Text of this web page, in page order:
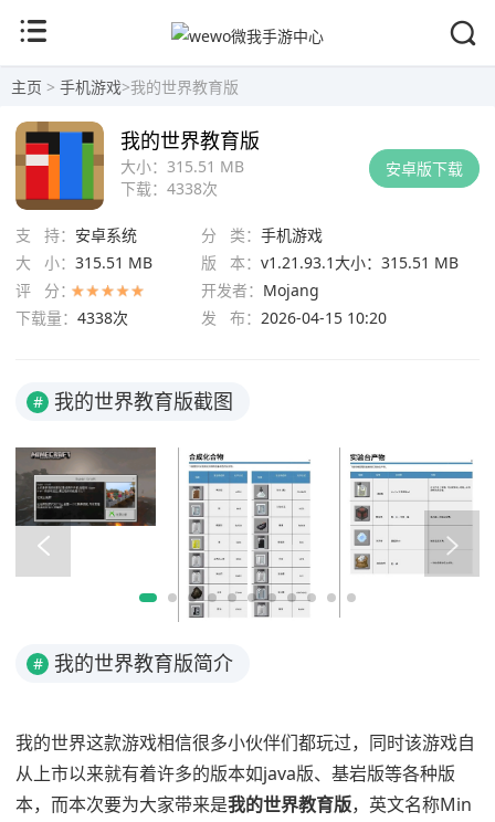
主页 > 手机游戏>我的世界教育版
安卓版下载
大小： 315.51 MB
下载： 4338次
我的世界教育版
支 持： 安卓系统 分 类： 手机游戏
大 小： 315.51 MB 版 本： v1.21.93.1大小：315.51 MB
评 分：
开发者： Mojang
下载量： 4338次 发 布： 2026-04-15 10:20
# 我的世界教育版截图
# 我的世界教育版简介
我的世界这款游戏相信很多小伙伴们都玩过，同时该游戏自
从上市以来就有着许多的版本如java版、基岩版等各种版
本，而本次要为大家带来是我的世界教育版，英文名称Min